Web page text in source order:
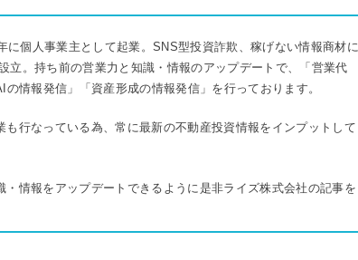
個人事業主として起業。SNS型投資詐欺、稼げない情報商材に
立。持ち前の営業力と知識・情報のアップデートで、「営業代
情報発信」「資産形成の情報発信」を行っております。
行なっている為、常に最新の不動産投資情報をインプットして
情報をアップデートできるように是非ライズ株式会社の記事を